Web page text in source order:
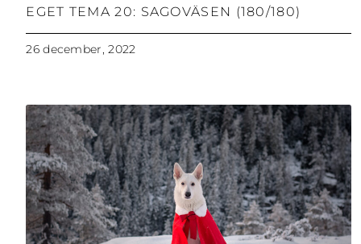
EGET TEMA 20: SAGOVÄSEN (180/180)
26 december, 2022